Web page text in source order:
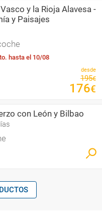
y la Rioja Alavesa -
y Paisajes
hasta el 10/08
desde
195€
176€
con León y Bilbao